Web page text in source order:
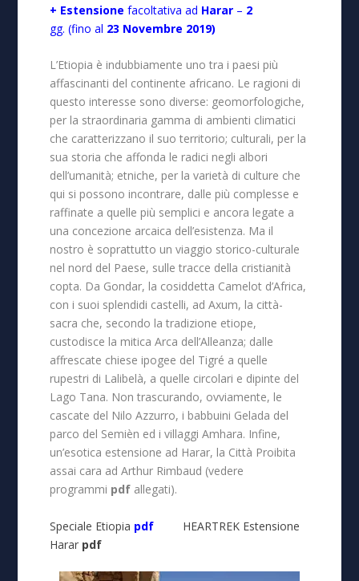
+ Estensionefacoltativa ad Harar – 2
gg. (fino al 23 Novembre 2019)
L’Etiopia è indubbiamente uno tra i paesi più
affascinanti del continente africano. Le ragioni di
questo interesse sono diverse: geomorfologiche,
per la straordinaria gamma di ambienti climatici
che caratterizzano il suo territorio; culturali, per la
sua storia che affonda le radici negli albori
dell’umanità; etniche, per la varietà di culture che
qui si possono incontrare, dalle più complesse e
raffinate a quelle più semplici e ancora legate a
una concezione arcaica dell’esistenza. Ma il
nostro è soprattutto un viaggio storico-culturale
nel nord del Paese, sulle tracce della cristianità
copta. Da Gondar, la cosiddetta Camelot d’Africa,
con i suoi splendidi castelli, ad Axum, la città-
sacra che, secondo la tradizione etiope,
custodisce la mitica Arca dell’Alleanza; dalle
affrescate chiese ipogee del Tigré a quelle
rupestri di Lalibelà, a quelle circolari e dipinte del
Lago Tana. Non trascurando, ovviamente, le
cascate del Nilo Azzurro, i babbuini Gelada del
parco del Semièn ed i villaggi Amhara. Infine,
un’esotica estensione ad Harar, la Città Proibita
assai cara ad Arthur Rimbaud (vedere
programmi pdf allegati).
Speciale Etiopia pdf
HEARTREK Estensione
Harar pdf